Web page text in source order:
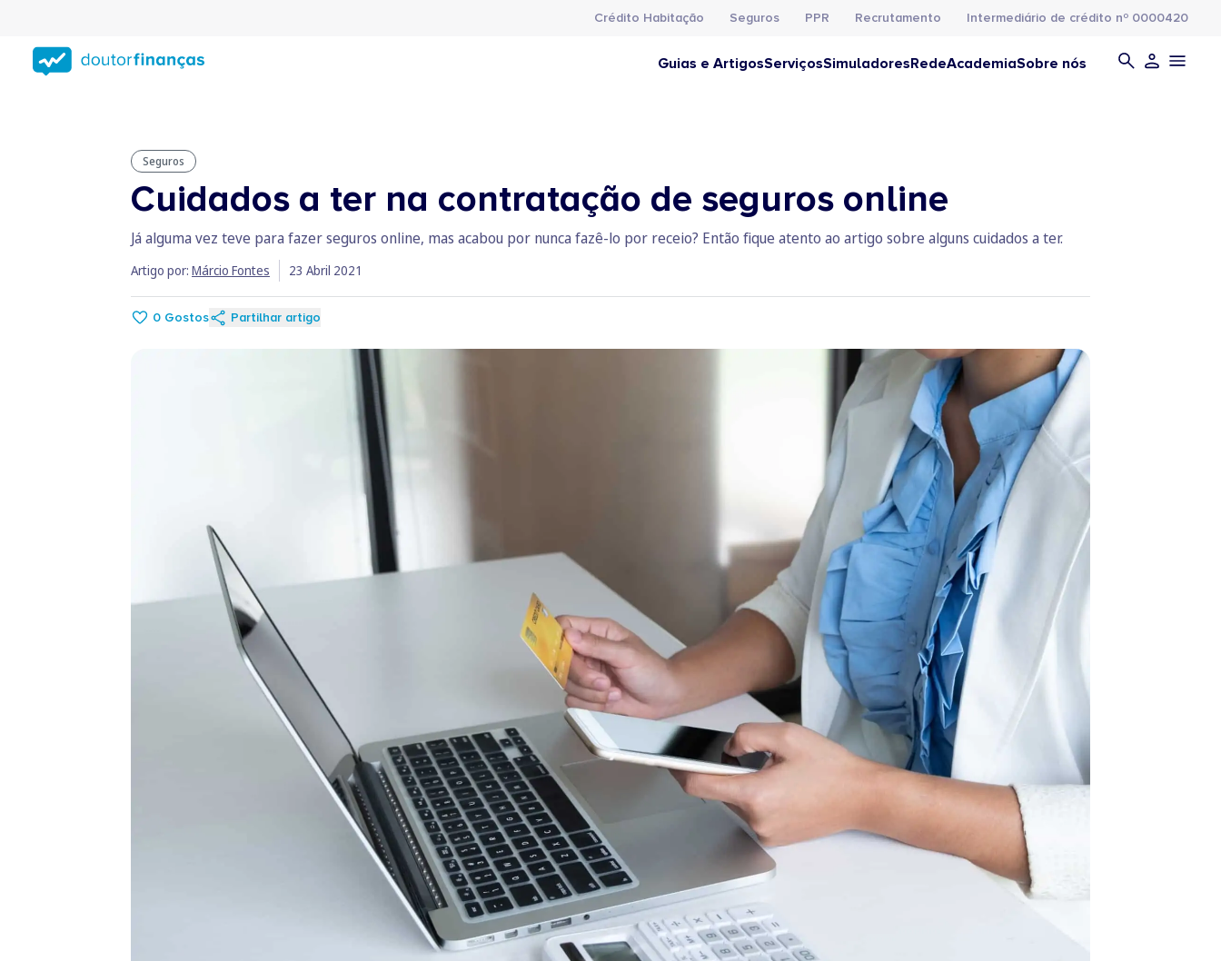
conteúdo
principal
Crédito Habitação Seguros PPR Recrutamento Intermediário de crédito nº 0000420
Guias e ArtigosServiçosSimuladoresRedeAcademiaSobre nós
Seguros
Cuidados a ter na contratação de seguros online
Já alguma vez teve para fazer seguros online, mas acabou por nunca fazê-lo por receio? Então fique atento ao artigo sobre alguns cuidados a ter.
Artigo por: Márcio Fontes 23 Abril 2021
0 Gostos Partilhar artigo